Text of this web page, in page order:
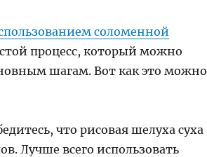
соломенной
процесс, который можно
шагам. Вот как это можно
что рисовая шелуха суха
Лучше всего использовать